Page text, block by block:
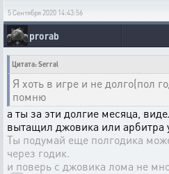
5 Сентября 2020 14:43:56
prorab
Цитата: Serral
Я хоть в игре и не долго(пол
помню
а ты за эти долгие месяца,
вытащил джовика или арбитра
Ты подумай еще полгодика
через годик.
и поверь с джовика лома не